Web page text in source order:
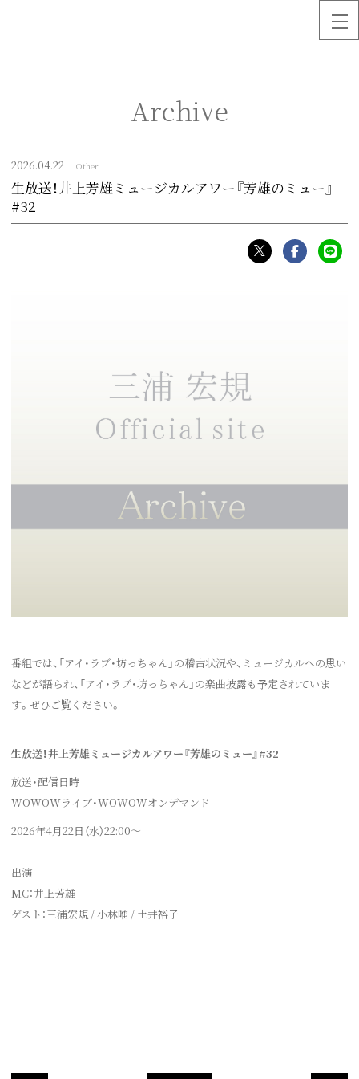
Archive
2026.04.22 Other
生放送！井上芳雄ミュージカルアワー『芳雄のミュー』
#32
番組では、「アイ・ラブ・坊っちゃん」の稽古状況や、ミュージカルへの思い
などが語られ、「アイ・ラブ・坊っちゃん」の楽曲披露も予定されていま
す。ぜひご覧ください。
生放送！井上芳雄ミュージカルアワー『芳雄のミュー』#32
放送・配信日時
WOWOWライブ・WOWOWオンデマンド
2026年4月22日（水）22:00～
出演
MC：井上芳雄
ゲスト：三浦宏規 / 小林唯 / 土井裕子